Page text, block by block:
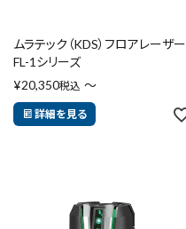
測定工具・筆記具
収納・腰袋・ワーク用品
ムラテック（KDS）フロアレーザー
FL-1シリーズ
¥20,350税込 〜
詳細を見る